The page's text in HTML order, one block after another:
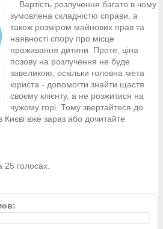
Вартість розлучення багато в чому
зумовлена складністю справи, а
також розміром майнових прав та
наявності спору про місце
проживання дитини. Проте, ціна
позову на розлучення не буде
завеликою, оскільки головна мета
юриста - допомогти знайти щастя
своєму клієнту, а не розжитися на
чужому горі. Тому звертайтеся до
вже зараз або дочитайте
25 голосах.